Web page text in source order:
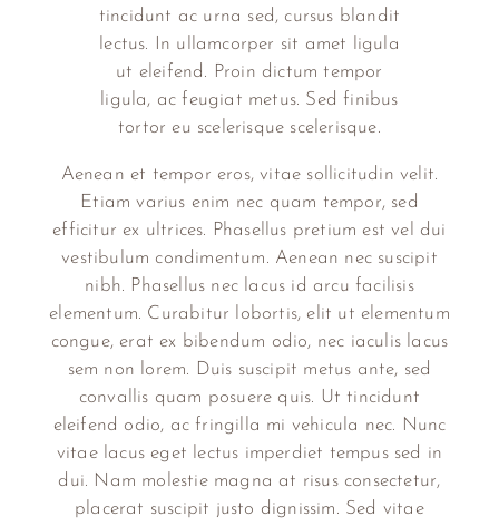
tincidunt ac urna sed, cursus blandit
lectus. In ullamcorper sit amet ligula
ut eleifend. Proin dictum tempor
ligula, ac feugiat metus. Sed finibus
tortor eu scelerisque scelerisque.
Aenean et tempor eros, vitae sollicitudin velit.
Etiam varius enim nec quam tempor, sed
efficitur ex ultrices. Phasellus pretium est vel dui
vestibulum condimentum. Aenean nec suscipit
nibh. Phasellus nec lacus id arcu facilisis
elementum. Curabitur lobortis, elit ut elementum
congue, erat ex bibendum odio, nec iaculis lacus
sem non lorem. Duis suscipit metus ante, sed
convallis quam posuere quis. Ut tincidunt
eleifend odio, ac fringilla mi vehicula nec. Nunc
vitae lacus eget lectus imperdiet tempus sed in
dui. Nam molestie magna at risus consectetur,
placerat suscipit justo dignissim. Sed vitae